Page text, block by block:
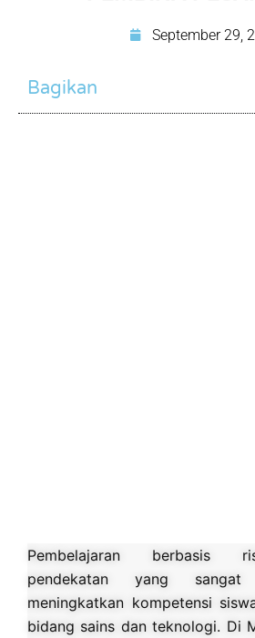
September 29,
Bagikan
Pembelajaran berbasis
pendekatan yang
meningkatkan kompetensi
bidang sains dan teknologi. Di